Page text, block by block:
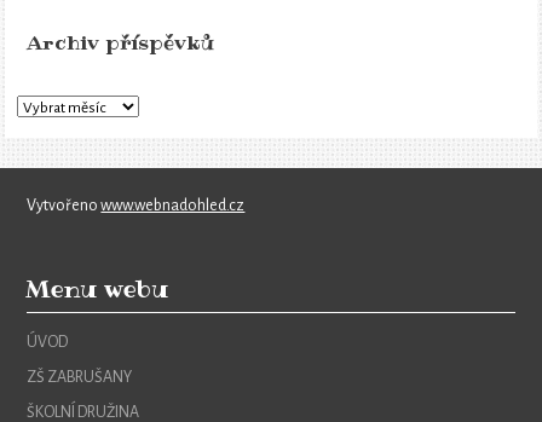
Archiv příspěvků
Vytvořenowww.webnadohled.cz
Menu webu
ÚVOD
ZŠ ZABRUŠANY
ŠKOLNÍ DRUŽINA